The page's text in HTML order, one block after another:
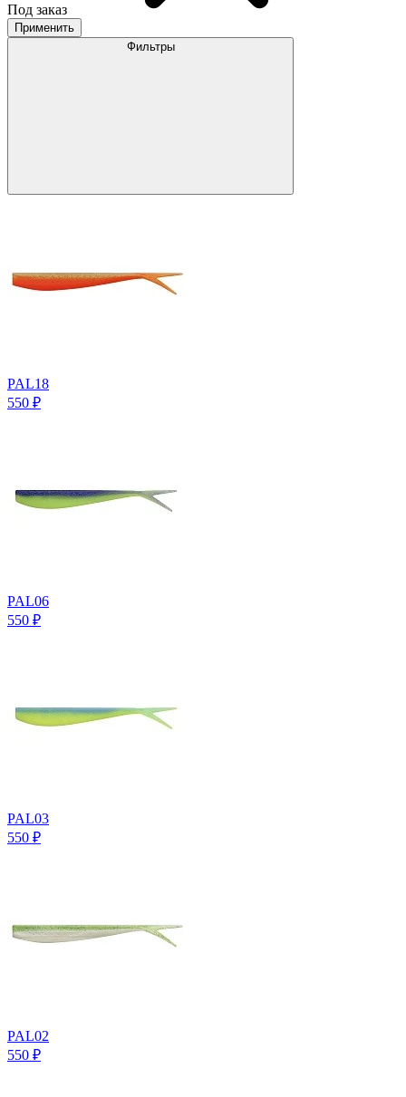
Под заказ
Применить
Фильтры
PAL18
550 ₽
PAL06
550 ₽
PAL03
550 ₽
PAL02
550 ₽